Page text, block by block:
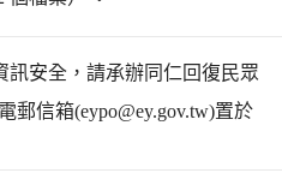
訊安全，請承辦同仁回復民眾
信箱(eypo@ey.gov.tw)置於